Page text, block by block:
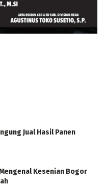
Jual Hasil Panen
Kesenian Bogor